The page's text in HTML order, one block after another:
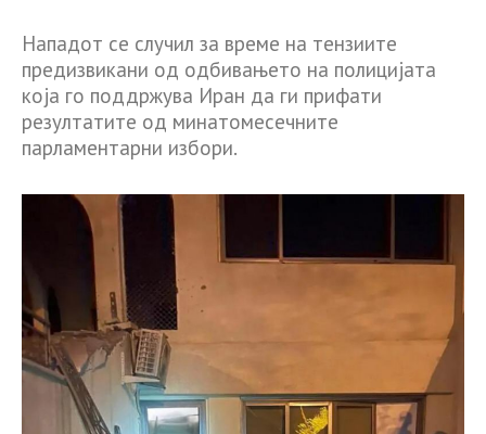
Нападот се случил за време на тензиите
предизвикани од одбивањето на полицијата
која го поддржува Иран да ги прифати
резултатите од минатомесечните
парламентарни избори.